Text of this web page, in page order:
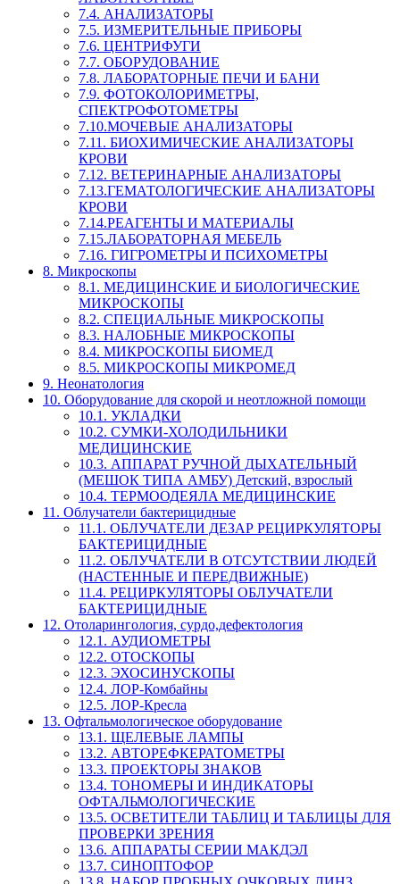
7.4. АНАЛИЗАТОРЫ
7.5. ИЗМЕРИТЕЛЬНЫЕ ПРИБОРЫ
7.6. ЦЕНТРИФУГИ
7.7. ОБОРУДОВАНИЕ
7.8. ЛАБОРАТОРНЫЕ ПЕЧИ И БАНИ
7.9. ФОТОКОЛОРИМЕТРЫ,
СПЕКТРОФОТОМЕТРЫ
7.10.МОЧЕВЫЕ АНАЛИЗАТОРЫ
7.11. БИОХИМИЧЕСКИЕ АНАЛИЗАТОРЫ
КРОВИ
7.12. ВЕТЕРИНАРНЫЕ АНАЛИЗАТОРЫ
7.13.ГЕМАТОЛОГИЧЕСКИЕ АНАЛИЗАТОРЫ
КРОВИ
7.14.РЕАГЕНТЫ И МАТЕРИАЛЫ
7.15.ЛАБОРАТОРНАЯ МЕБЕЛЬ
7.16. ГИГРОМЕТРЫ И ПСИХОМЕТРЫ
8. Микроскопы
8.1. МЕДИЦИНСКИЕ И БИОЛОГИЧЕСКИЕ
МИКРОСКОПЫ
8.2. СПЕЦИАЛЬНЫЕ МИКРОСКОПЫ
8.3. НАЛОБНЫЕ МИКРОСКОПЫ
8.4. МИКРОСКОПЫ БИОМЕД
8.5. МИКРОСКОПЫ МИКРОМЕД
9. Неонатология
10. Оборудование для скорой и неотложной помощи
10.1. УКЛАДКИ
10.2. СУМКИ-ХОЛОДИЛЬНИКИ
МЕДИЦИНСКИЕ
10.3. АППАРАТ РУЧНОЙ ДЫХАТЕЛЬНЫЙ
(МЕШОК ТИПА АМБУ) Детский, взрослый
10.4. ТЕРМООДЕЯЛА МЕДИЦИНСКИЕ
11. Облучатели бактерицидные
11.1. ОБЛУЧАТЕЛИ ДЕЗАР РЕЦИРКУЛЯТОРЫ
БАКТЕРИЦИДНЫЕ
11.2. ОБЛУЧАТЕЛИ В ОТСУТСТВИИ ЛЮДЕЙ
(НАСТЕННЫЕ И ПЕРЕДВИЖНЫЕ)
11.4. РЕЦИРКУЛЯТОРЫ ОБЛУЧАТЕЛИ
БАКТЕРИЦИДНЫЕ
12. Отоларингология, сурдо,дефектология
12.1. АУДИОМЕТРЫ
12.2. ОТОСКОПЫ
12.3. ЭХОСИНУСКОПЫ
12.4. ЛОР-Комбайны
12.5. ЛОР-Кресла
13. Офтальмологическое оборудование
13.1. ЩЕЛЕВЫЕ ЛАМПЫ
13.2. АВТОРЕФКЕРАТОМЕТРЫ
13.3. ПРОЕКТОРЫ ЗНАКОВ
13.4. ТОНОМЕРЫ И ИНДИКАТОРЫ
ОФТАЛЬМОЛОГИЧЕСКИЕ
13.5. ОСВЕТИТЕЛИ ТАБЛИЦ И ТАБЛИЦЫ ДЛЯ
ПРОВЕРКИ ЗРЕНИЯ
13.6. АППАРАТЫ СЕРИИ МАКДЭЛ
13.7. СИНОПТОФОР